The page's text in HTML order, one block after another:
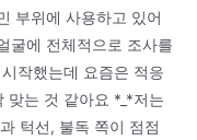
부위에 사용하고 있어
굴에 전체적으로 조사를
작했는데 요즘은 적응
맞는 것 같아요 *_*저는
턱선, 불독 쪽이 점점